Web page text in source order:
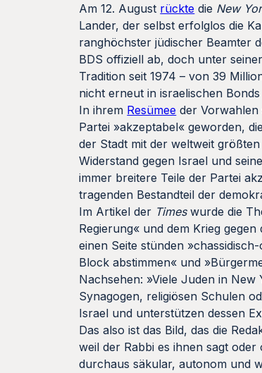
Am 12. August rückte die New
Lander, der selbst erfolglos die
ranghöchster jüdischer Beamter
BDS offiziell ab, doch unter
Tradition seit 1974 – von 39
nicht erneut in israelischen
In ihrem Resümee der Vorwahlen
Partei »akzeptabel« geworden,
der Stadt mit der weltweit
Widerstand gegen Israel und
immer breitere Teile der Partei
tragenden Bestandteil der
Im Artikel der Timeswurde die
Regierung« und dem Krieg
einen Seite stünden
Block abstimmen« und
Nachsehen: »Viele Juden in
Synagogen, religiösen Schulen
Israel und unterstützen dessen
Das also ist das Bild, das die
weil der Rabbi es ihnen sagt
durchaus säkular, autonom und